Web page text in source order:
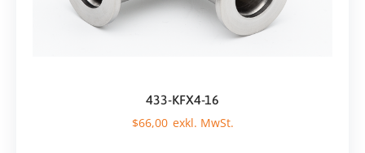
433-KFX4-16
$66,00